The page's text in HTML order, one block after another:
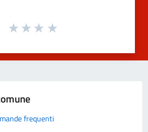
frequenti